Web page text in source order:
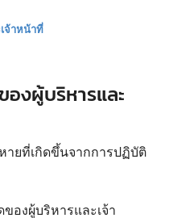
จ้าหน้าที่
งผู้บริหารและ
ายที่เกิดขึ้นจากการปฏิบัติ
องผู้บริหารและเจ้า